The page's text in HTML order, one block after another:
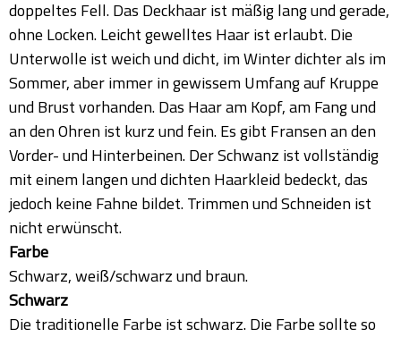
doppeltes Fell. Das Deckhaar ist mäßig lang und gerade,
ohne Locken. Leicht gewelltes Haar ist erlaubt. Die
Unterwolle ist weich und dicht, im Winter dichter als im
Sommer, aber immer in gewissem Umfang auf Kruppe
und Brust vorhanden. Das Haar am Kopf, am Fang und
an den Ohren ist kurz und fein. Es gibt Fransen an den
Vorder- und Hinterbeinen. Der Schwanz ist vollständig
mit einem langen und dichten Haarkleid bedeckt, das
jedoch keine Fahne bildet. Trimmen und Schneiden ist
nicht erwünscht.
Farbe
Schwarz, weiß/schwarz und braun.
Schwarz
Die traditionelle Farbe ist schwarz. Die Farbe sollte so